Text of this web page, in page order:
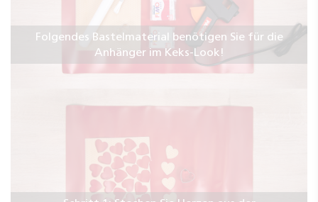
Folgendes Bastelmaterial benötigen Sie für die
Anhänger im Keks-Look!